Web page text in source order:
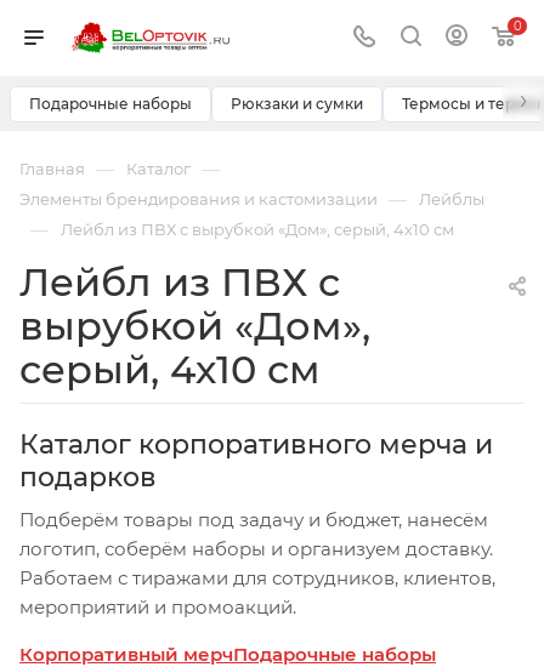
0
Подарочные наборы Рюкзаки и сумки Термосы и ›
Главная — Каталог —
Элементы брендирования и кастомизации — Лейблы
— Лейбл из ПВХ с вырубкой «Дом», серый, 4х10 см
Лейбл из ПВХ с
вырубкой «Дом»,
серый, 4х10 см
Каталог корпоративного мерча и
подарков
Подберём товары под задачу и бюджет, нанесём
логотип, соберём наборы и организуем доставку.
Работаем с тиражами для сотрудников, клиентов,
мероприятий и промоакций.
Корпоративный мерчПодарочные наборы